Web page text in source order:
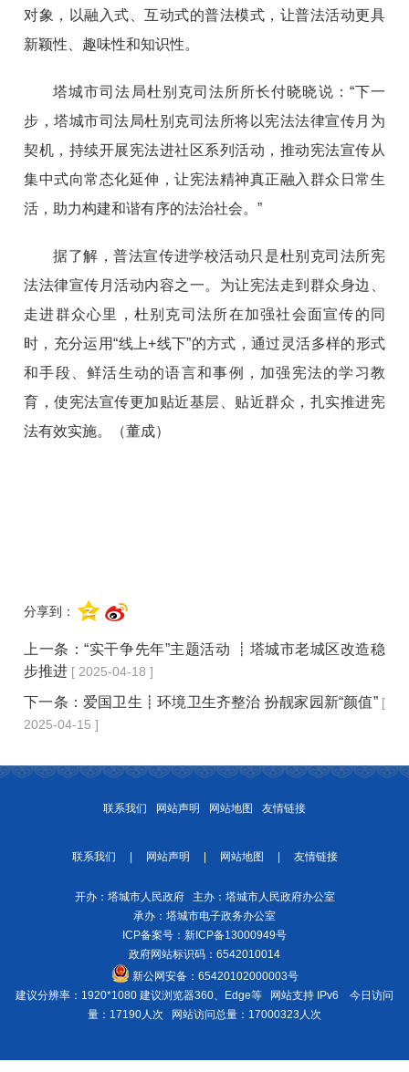
对象，以融入式、互动式的普法模式，让普法活动更具
新颖性、趣味性和知识性。
塔城市司法局杜别克司法所所长付晓晓说：“下一
步，塔城市司法局杜别克司法所将以宪法法律宣传月 为
契机，持续开展宪法进社区系列活动，推动宪法宣传从
集中式向常态化延伸，让宪法精神真正融入群众日常生
活，助力构建和谐有序的法治社会。”
据了解，普法宣传进学校活动只是杜别克司法所宪
法法律宣传月活动内容之一。为让宪法走到群众身边、
走进群众心里， 杜别克司法所在加强社会面宣传的同
时，充分运用“线上+线下”的方式，通过灵活多样的形式
和手段、鲜活生动的语言和事例，加强宪法的学习教
育，使宪法宣传更加贴近基层、贴近群众，扎实推进宪
法有效实施。（董成）
分享到：
上一条：“实干争先年”主题活动 ┋塔城市老城区改造稳
步推进 [ 2025-04-18 ]
下一条： 爱国卫生┋环境卫生齐整治 扮靓家园新“颜值” [
2025-04-15 ]
联系我们 网站声明 网站地图 友情链接
联系我们 网站声明 网站地图 友情链接
开办：塔城市人民政府 主办：塔城市人民政府办公室
承办：塔城市电子政务办公室
ICP备案号： 新ICP备13000949号
政府网站标识码：6542010014
新公网安备： 65420102000003号
建议分辨率：1920*1080 建议浏览器360、Edge等 网站支持 IPv6
今日访问
量：17190人次
网站访问总量：17000323人次